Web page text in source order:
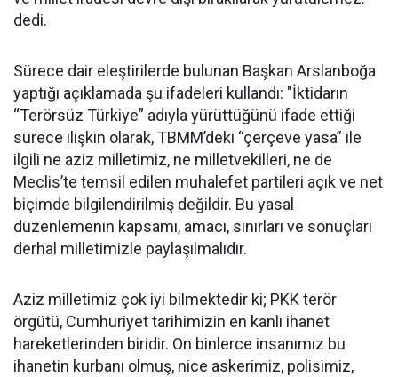
dedi.
Sürece dair eleştirilerde bulunan Başkan Arslanboğa
yaptığı açıklamada şu ifadeleri kullandı: "İktidarın
“Terörsüz Türkiye” adıyla yürüttüğünü ifade ettiği
sürece ilişkin olarak, TBMM’deki “çerçeve yasa” ile
ilgili ne aziz milletimiz, ne milletvekilleri, ne de
Meclis’te temsil edilen muhalefet partileri açık ve net
biçimde bilgilendirilmiş değildir. Bu yasal
düzenlemenin kapsamı, amacı, sınırları ve sonuçları
derhal milletimizle paylaşılmalıdır.
Aziz milletimiz çok iyi bilmektedir ki; PKK terör
örgütü, Cumhuriyet tarihimizin en kanlı ihanet
hareketlerinden biridir. On binlerce insanımız bu
ihanetin kurbanı olmuş, nice askerimiz, polisimiz,